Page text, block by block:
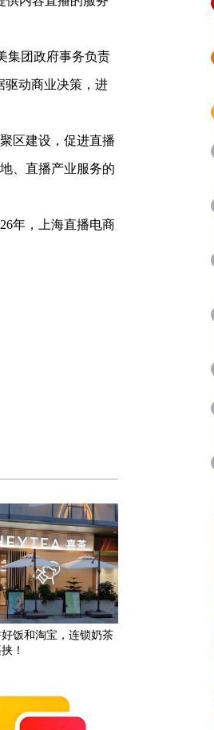
集团政府事务负责
驱动商业决策，进
区建设，促进直播
、直播产业服务的
年，上海直播电商
饭和淘宝，连锁奶茶
！